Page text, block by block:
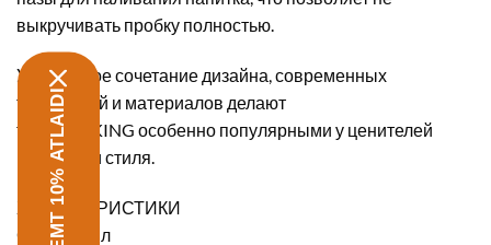
выкручивать пробку полностью.
Уникальное сочетание дизайна, современных
технологий и материалов делают
термосы
KING особенно популярными у ценителей
качества и стиля.
ХАРАКТЕРИСТИКИ
Объем 1,2 л
SAŅEMT 10% ATLAIDI